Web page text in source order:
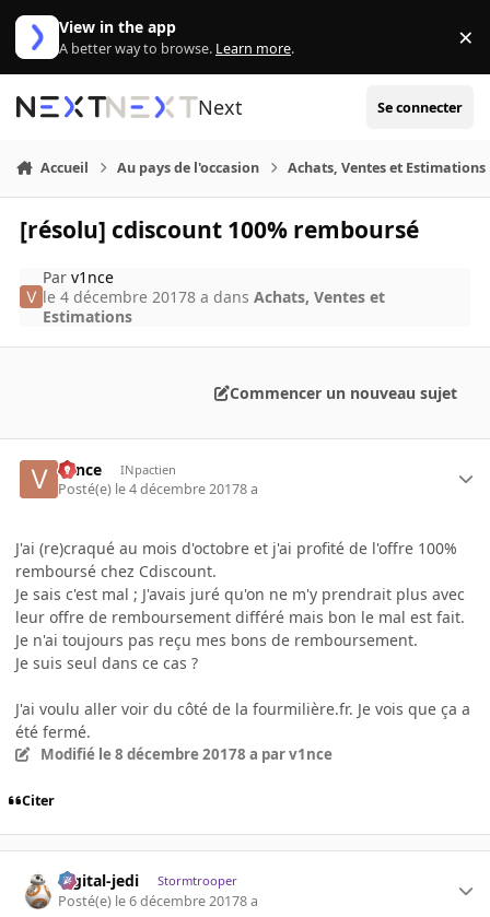
Aller au contenu
View in the app
A better way to browse. Learn more. ×
Next Se connecter
Accueil Au pays de l'occasion Achats, Ventes et Estimations
[résolu] cdiscount 100% remboursé
Parv1nce
le 4 décembre 20178 a dansAchats, Ventes et
Estimations
Commencer un nouveau sujet
v1nce INpactien
Posté(e) le 4 décembre 20178 a
J'ai (re)craqué au mois d'octobre et j'ai profité de l'offre 100%
remboursé chez Cdiscount.
Je sais c'est mal ; J'avais juré qu'on ne m'y prendrait plus avec
leur offre de remboursement différé mais bon le mal est fait.
Je n'ai toujours pas reçu mes bons de remboursement.
Je suis seul dans ce cas ?
J'ai voulu aller voir du côté de la fourmilière.fr. Je vois que ça a
été fermé.
Modifié le 8 décembre 20178 a par v1nce
Citer
digital-jedi Stormtrooper
Posté(e) le 6 décembre 20178 a